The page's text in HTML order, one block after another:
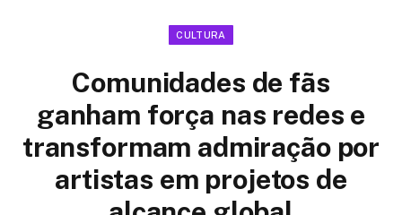
CULTURA
Comunidades de fãs
ganham força nas redes e
transformam admiração por
artistas em projetos de